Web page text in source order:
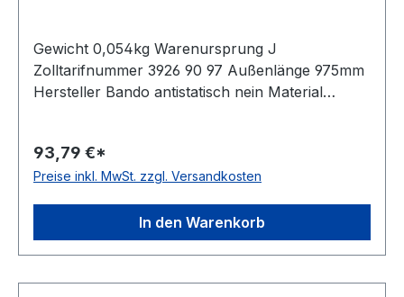
Gewicht 0,054kg Warenursprung J
Zolltarifnummer 3926 90 97 Außenlänge 975mm
Hersteller Bando antistatisch nein Material
93,79 €*
Preise inkl. MwSt. zzgl. Versandkosten
In den Warenkorb